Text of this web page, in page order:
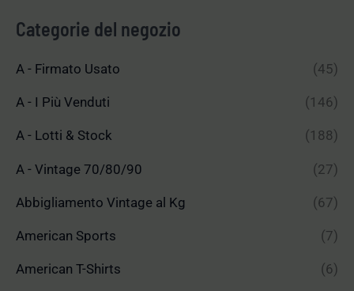
Categorie del negozio
A - Firmato Usato (45)
A - I Più Venduti (146)
A - Lotti & Stock (188)
A - Vintage 70/80/90 (27)
Abbigliamento Vintage al Kg (67)
American Sports (7)
American T-Shirts (6)